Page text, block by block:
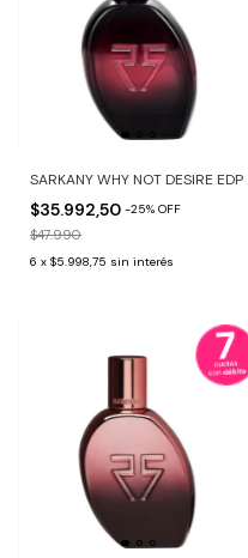
SARKANY WHY NOT DESIRE EDP
$35.992,50 -25% OFF
$47.990
6 x $5.998,75 sin interés